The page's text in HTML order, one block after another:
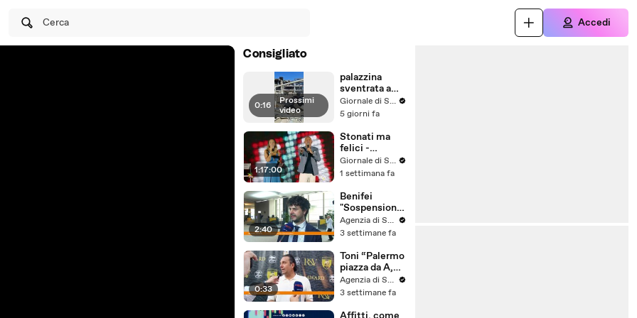
Cerca Accedi
Consigliato
0:16 | Prossimi
video
palazzina
sventrata a
Messina,
nuovo video
Giornale di Sicilia
5 giorni fa
1:17:00
Stonati ma
felici -
Puntata 15Giornale di Sicilia
1 settimana fa
2:40
Benifei
"Sospensione
accordo Ue-
Israele
commerciale,
voto a
maggioranza"
Agenzia di Stampa ITALPRESS
3 settimane fa
0:33
Toni “Palermo
piazza da A,
può essere
l'anno buono”
Agenzia di Stampa ITALPRESS
3 settimane fa